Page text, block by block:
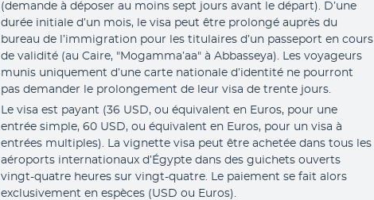
(demande à déposer au moins sept jours avant le départ). D’une
durée initiale d’un mois, le visa peut être prolongé auprès du
bureau de l’immigration pour les titulaires d’un passeport en cours
de validité (au Caire, "Mogamma’aa" à Abbasseya). Les voyageurs
munis uniquement d’une carte nationale d’identité ne pourront
pas demander le prolongement de leur visa de trente jours.
Le visa est payant (36 USD, ou équivalent en Euros, pour une
entrée simple, 60 USD, ou équivalent en Euros, pour un visa à
entrées multiples). La vignette visa peut être achetée dans tous les
aéroports internationaux d’Égypte dans des guichets ouverts
vingt-quatre heures sur vingt-quatre. Le paiement se fait alors
exclusivement en espèces (USD ou Euros).